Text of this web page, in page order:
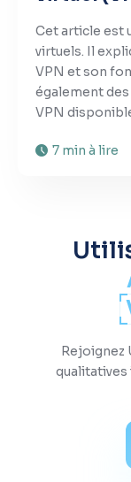
Cet article est
virtuels. Il
VPN et son
également
VPN
7 min à lire
Rejoignez
qualitatives